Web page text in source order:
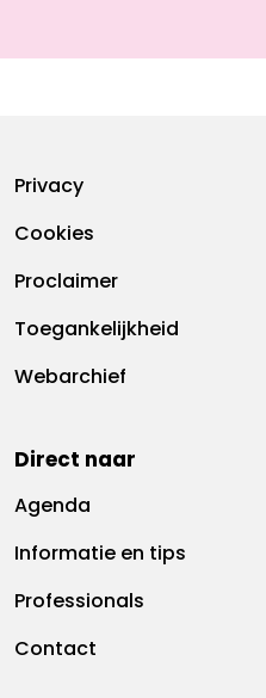
Footermenu
Privacy
Cookies
Proclaimer
Toegankelijkheid
Webarchief
Direct naar
Agenda
Informatie en tips
Professionals
Contact